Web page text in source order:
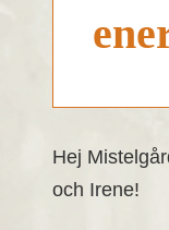
Hej
och Irene!